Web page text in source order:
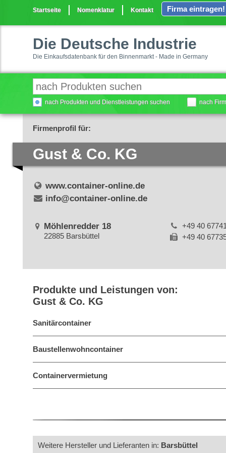
Startseite Nomenklatur Kontakt Firma eintragen!
Die Deutsche Industrie
Die Einkaufsdatenbank für den Binnenmarkt - Made in Germany
nach Produkten und Dienstleistungen suchen nach
Firmenprofil für:
Gust & Co. KG
www.container-online.de
info@container-online.de
Möhlenredder 18
22885 Barsbüttel
+49 40
+49 40
Produkte und Leistungen von:
Gust & Co. KG
Sanitärcontainer
Baustellenwohncontainer
Containervermietung
Weitere Hersteller und Lieferanten in: Barsbüttel